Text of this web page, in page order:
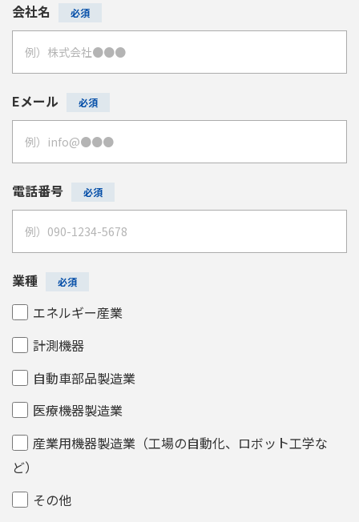
会社名
Eメール
電話番号
業種
エネルギー産業
計測機器
自動車部品製造業
医療機器製造業
産業用機器製造業（工場の自動化、ロボット工学な
ど）
その他